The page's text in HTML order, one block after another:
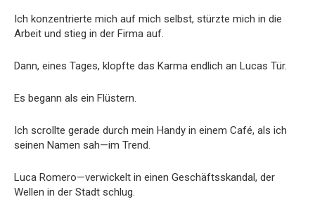
Ich konzentrierte mich auf mich selbst, stürzte mich in die
Arbeit und stieg in der Firma auf.
Dann, eines Tages, klopfte das Karma endlich an Lucas Tür.
Es begann als ein Flüstern.
Ich scrollte gerade durch mein Handy in einem Café, als ich
seinen Namen sah—im Trend.
Luca Romero—verwickelt in einen Geschäftsskandal, der
Wellen in der Stadt schlug.